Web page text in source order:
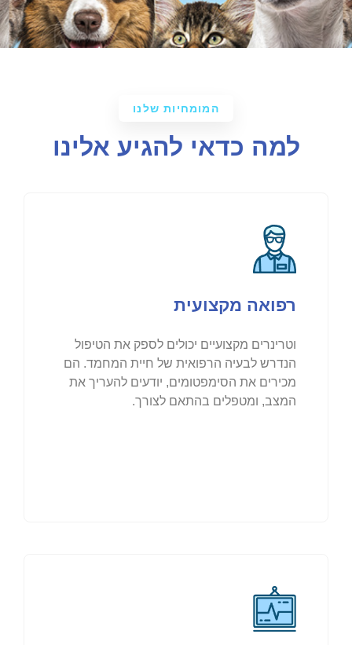
המומחיות שלנו
למה כדאי להגיע אלינו
רפואה מקצועית
וטרינרים מקצועיים יכולים לספק את הטיפול
הנדרש לבעיה הרפואית של חיית המחמד. הם
מכירים את הסימפטומים, יודעים להעריך את
המצב, ומטפלים בהתאם לצורך.